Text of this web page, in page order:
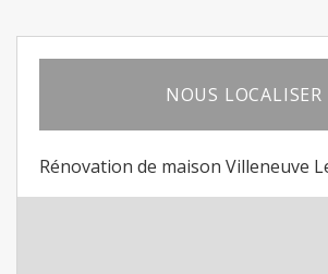
NOUS LOCALISER
Rénovation de maison Villeneuve